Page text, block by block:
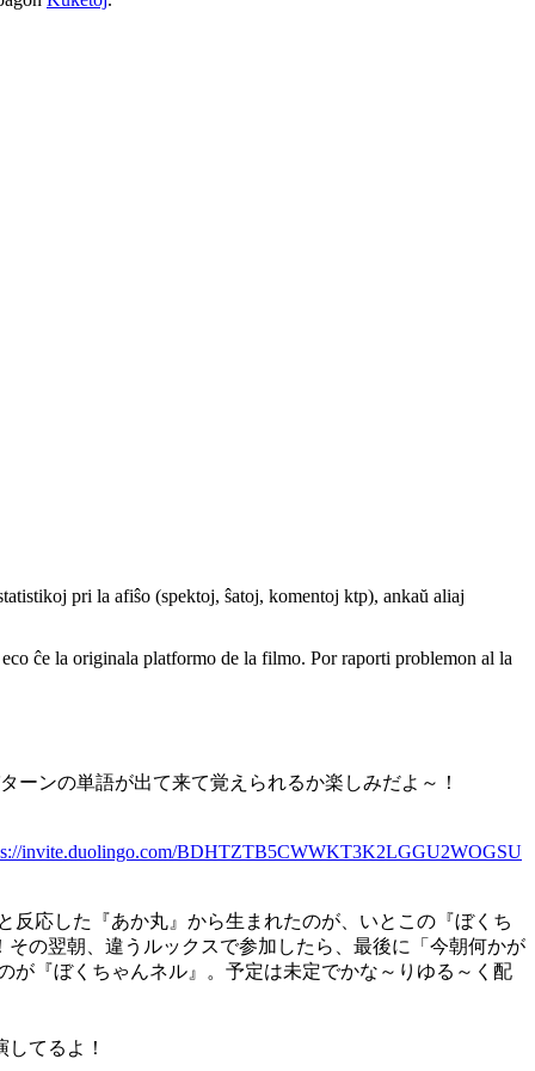
pri la afiŝo (spektoj, ŝatoj, komentoj ktp), ankaŭ aliaj
ĉe la originala platformo de la filmo. Por raporti problemon al la
ンの単語が出て来て覚えられるか楽しみだよ～！
invite.duolingo.com/BDHTZTB5CWWKT3K2LGGU2WOGSU
反応した『あか丸』から生まれたのが、いとこの『ぼくち
の翌朝、違うルックスで参加したら、最後に「今朝何かが
が『ぼくちゃんネル』。予定は未定でかな～りゆる～く配
てるよ！